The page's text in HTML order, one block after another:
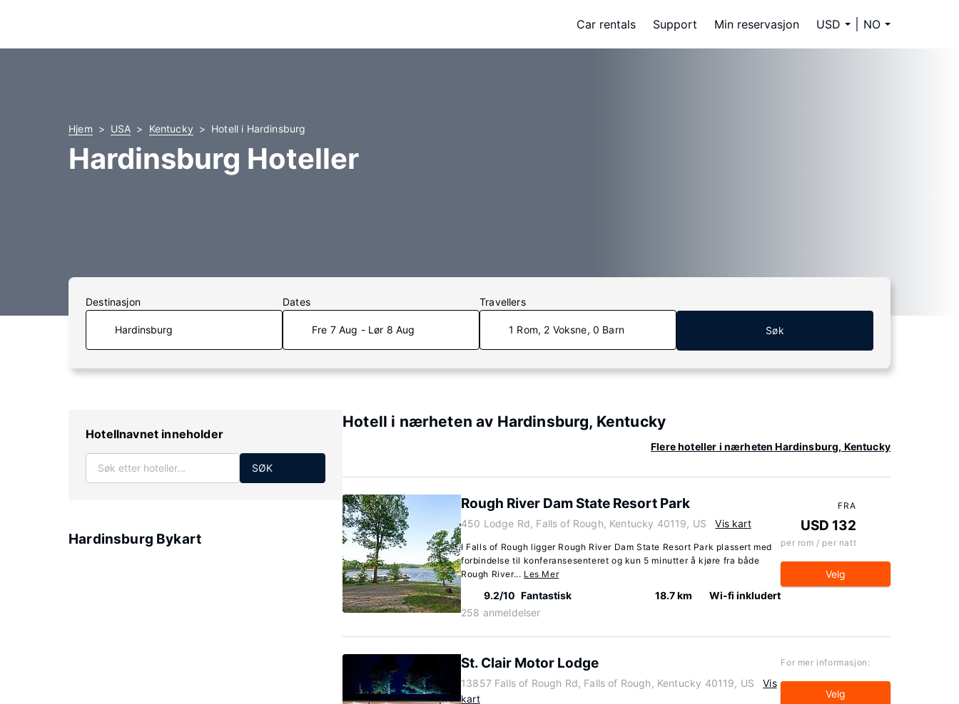
Car rentals Support Min reservasjon USD NO
Hjem USA Kentucky Hotell i Hardinsburg
Hardinsburg Hoteller
Destinasjon Dates
Fre 7 Aug - Lør 8 Aug
Travellers
1 Rom, 2 Voksne, 0 Barn Søk
Hotellnavnet inneholder
SØK
Hardinsburg Bykart
Hotell i nærheten av Hardinsburg, Kentucky
Flere hoteller i nærheten Hardinsburg, Kentucky
Rough River Dam State Resort Park
450 Lodge Rd, Falls of Rough, Kentucky 40119, US Vis kart
I Falls of Rough ligger Rough River Dam State Resort Park plassert med
forbindelse til konferansesenteret og kun 5 minutter å kjøre fra både
Rough River... Les Mer
9.2/10 Fantastisk
258 anmeldelser
18.7 km Wi-fi inkludert
FRA
USD 132
per rom / per natt
Velg
St. Clair Motor Lodge
13857 Falls of Rough Rd, Falls of Rough, Kentucky 40119, US
Vis
kart
For mer informasjon:
Velg